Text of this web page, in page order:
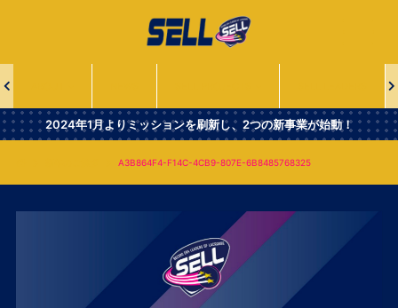
団
法
Second
Era
2024年1月よりミッションを刷新し、2つの新事業が始動！
A3B864F4-F14C-4CB9-807E-6B8485768325